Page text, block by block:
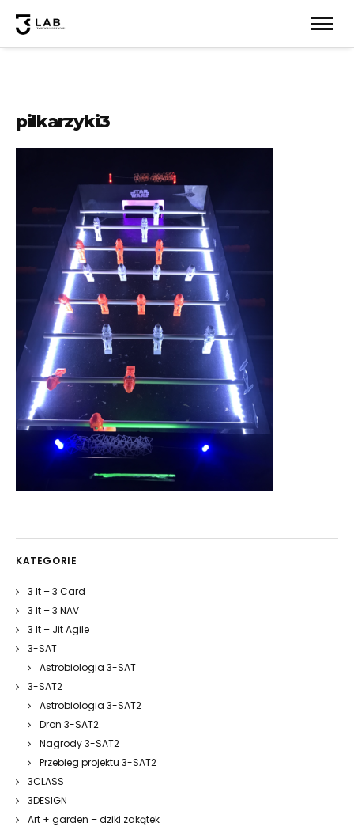
pilkarzyki3
KATEGORIE
3 It – 3 Card
3 It – 3 NAV
3 It – Jit Agile
3-SAT
Astrobiologia 3-SAT
3-SAT2
Astrobiologia 3-SAT2
Dron 3-SAT2
Nagrody 3-SAT2
Przebieg projektu 3-SAT2
3CLASS
3DESIGN
Art + garden – dziki zakątek